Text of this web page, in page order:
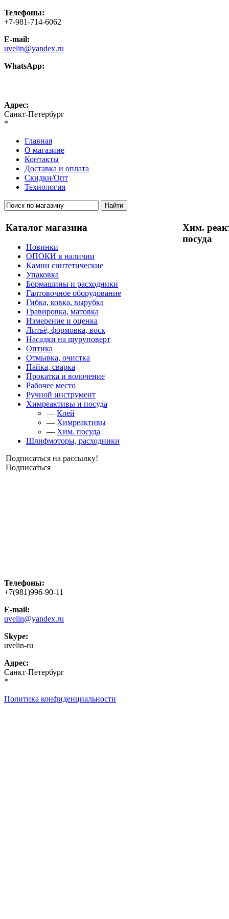
Телефоны:
+7-981-714-6062
E-mail:
uvelin@yandex.ru
WhatsApp:
Адрес:
Санкт-Петербург
*
Главная
О магазине
Контакты
Доставка и оплата
Скидки/Опт
Технология
Каталог магазина
Новинки
ОПОКИ в наличии
Камни синтетические
Упаковка
Бормашины и расходники
Галтовочное оборудование
Гибка, ковка, вырубка
Гравировка, матовка
Измерение и оценка
Литьё, формовка, воск
Насадки на шуруповерт
Оптика
Отмывка, очистка
Пайка, сварка
Прокатка и волочение
Рабочее место
Ручной инструмент
Химреактивы и посуда
— Клей
— Химреактивы
— Хим. посуда
Шлифмоторы, расходники
Подписаться на рассылку!
Подписаться
Хим.
посуда
Телефоны:
+7(981)996-90-11
E-mail:
uvelin@yandex.ru
Skype:
uvelin-ru
Адрес:
Санкт-Петербург
*
Политика конфиденциальности